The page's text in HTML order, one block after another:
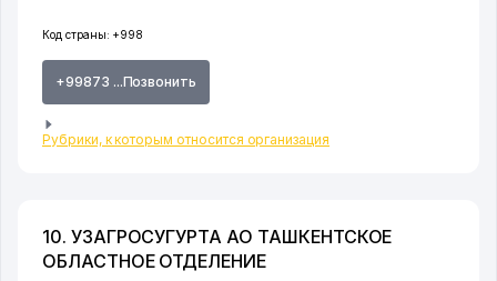
Код страны: +998
+99873 ...Позвонить
Рубрики, к которым относится организация
10. УЗАГРОСУГУРТА АО ТАШКЕНТСКОЕ
ОБЛАСТНОЕ ОТДЕЛЕНИЕ